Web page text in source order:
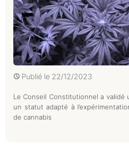
Publié le 22/12/2023
Le Conseil Constitutionnel a validé
un statut adapté à
de cannabis